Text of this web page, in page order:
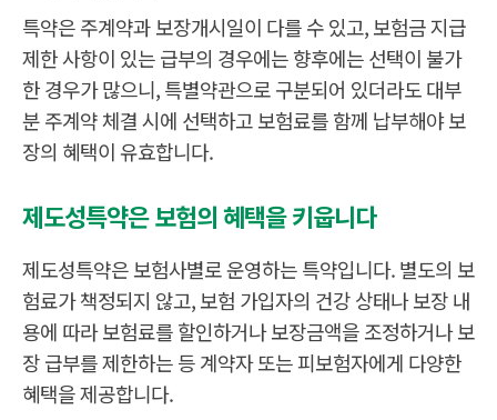
특약은 주계약과 보장개시일이 다를 수 있고, 보험금 지급
제한 사항이 있는 급부의 경우에는 향후에는 선택이 불가
한 경우가 많으니, 특별약관으로 구분되어 있더라도 대부
분 주계약 체결 시에 선택하고 보험료를 함께 납부해야 보
장의 혜택이 유효합니다.
제도성특약은 보험의 혜택을 키웁니다
제도성특약은 보험사별로 운영하는 특약입니다. 별도의 보
험료가 책정되지 않고, 보험 가입자의 건강 상태나 보장 내
용에 따라 보험료를 할인하거나 보장금액을 조정하거나 보
장 급부를 제한하는 등 계약자 또는 피보험자에게 다양한
혜택을 제공합니다.